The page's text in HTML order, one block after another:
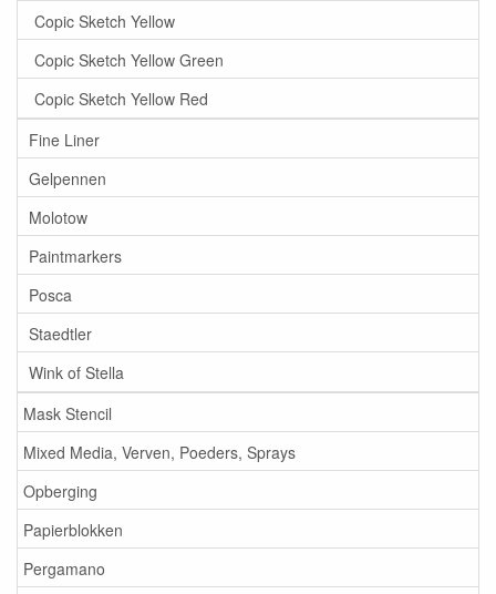
Copic Sketch Yellow
Copic Sketch Yellow Green
Copic Sketch Yellow Red
Fine Liner
Gelpennen
Molotow
Paintmarkers
Posca
Staedtler
Wink of Stella
Mask Stencil
Mixed Media, Verven, Poeders, Sprays
Opberging
Papierblokken
Pergamano